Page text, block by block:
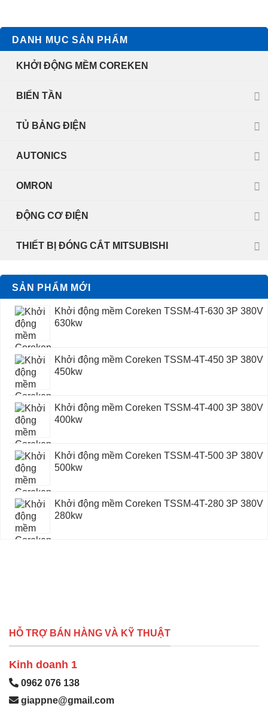
DANH MỤC SẢN PHẨM
KHỞI ĐỘNG MỀM COREKEN
BIẾN TẦN
TỦ BẢNG ĐIỆN
AUTONICS
OMRON
ĐỘNG CƠ ĐIỆN
THIẾT BỊ ĐÓNG CẮT MITSUBISHI
SẢN PHẨM MỚI
Khởi động mềm Coreken TSSM-4T-630 3P 380V
630kw
Khởi động mềm Coreken TSSM-4T-450 3P 380V
450kw
Khởi động mềm Coreken TSSM-4T-400 3P 380V
400kw
Khởi động mềm Coreken TSSM-4T-500 3P 380V
500kw
Khởi động mềm Coreken TSSM-4T-280 3P 380V
280kw
HỖ TRỢ BÁN HÀNG VÀ KỸ THUẬT
Kinh doanh 1
0962 076 138
giappne@gmail.com